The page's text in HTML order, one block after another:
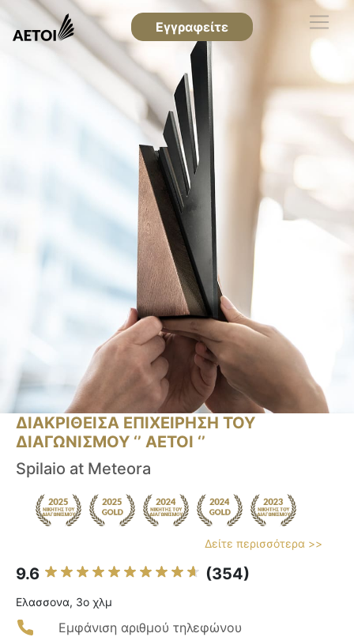
Εγγραφείτε
ΔΙΑΚΡΙΘΕΙΣΑ ΕΠΙΧΕΙΡΗΣΗ ΤΟΥ
ΔΙΑΓΩΝΙΣΜΟΥ ‘’ ΑΕΤΟΙ ‘’
Spilaio at Meteora
Δείτε περισσότερα >>
9.6 (354)
Ελασσονα, 3ο χλμ
Εμφάνιση αριθμού τηλεφώνου